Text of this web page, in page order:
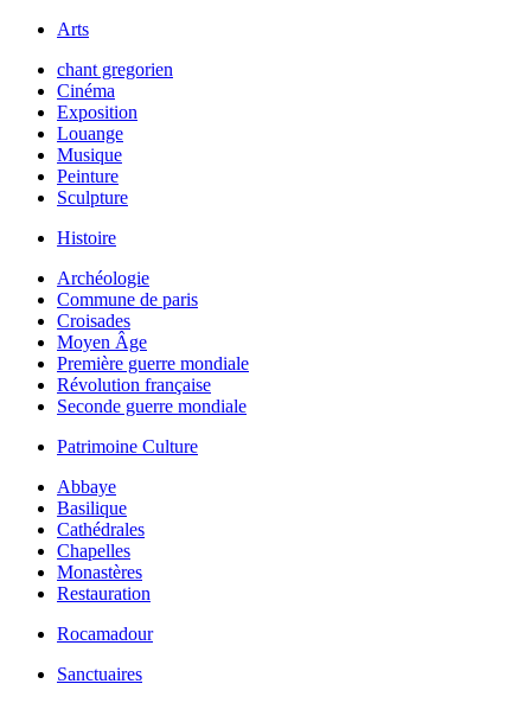
Arts
chant gregorien
Cinéma
Exposition
Louange
Musique
Peinture
Sculpture
Histoire
Archéologie
Commune de paris
Croisades
Moyen Âge
Première guerre mondiale
Révolution française
Seconde guerre mondiale
Patrimoine Culture
Abbaye
Basilique
Cathédrales
Chapelles
Monastères
Restauration
Rocamadour
Sanctuaires